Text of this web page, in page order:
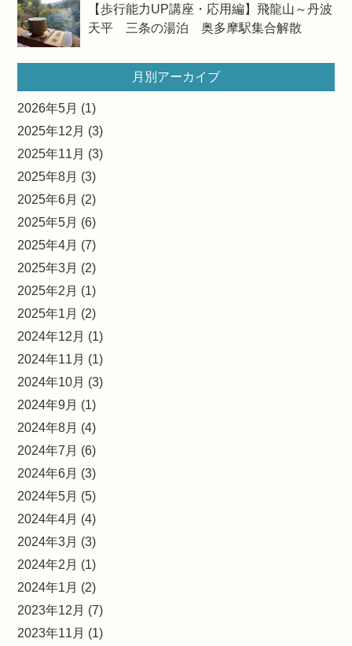
【歩行能力UP講座・応用編】飛龍山～丹波
天平 三条の湯泊 奥多摩駅集合解散
月別アーカイブ
2026年5月 (1)
2025年12月 (3)
2025年11月 (3)
2025年8月 (3)
2025年6月 (2)
2025年5月 (6)
2025年4月 (7)
2025年3月 (2)
2025年2月 (1)
2025年1月 (2)
2024年12月 (1)
2024年11月 (1)
2024年10月 (3)
2024年9月 (1)
2024年8月 (4)
2024年7月 (6)
2024年6月 (3)
2024年5月 (5)
2024年4月 (4)
2024年3月 (3)
2024年2月 (1)
2024年1月 (2)
2023年12月 (7)
2023年11月 (1)